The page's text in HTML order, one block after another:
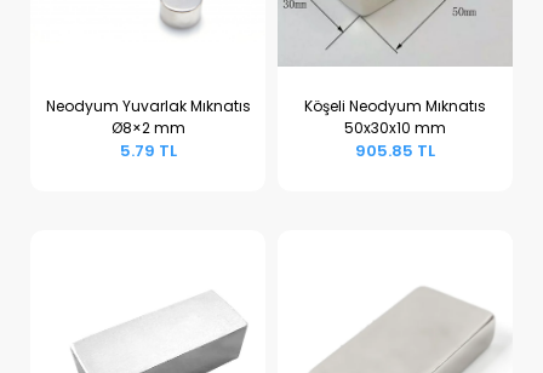
Sepete Ekle
Neodyum Yuvarlak Mıknatıs
Ø8×2 mm
5.79 TL
Sepete Ekle
Köşeli Neodyum Mıknatıs
50x30x10 mm
905.85 TL